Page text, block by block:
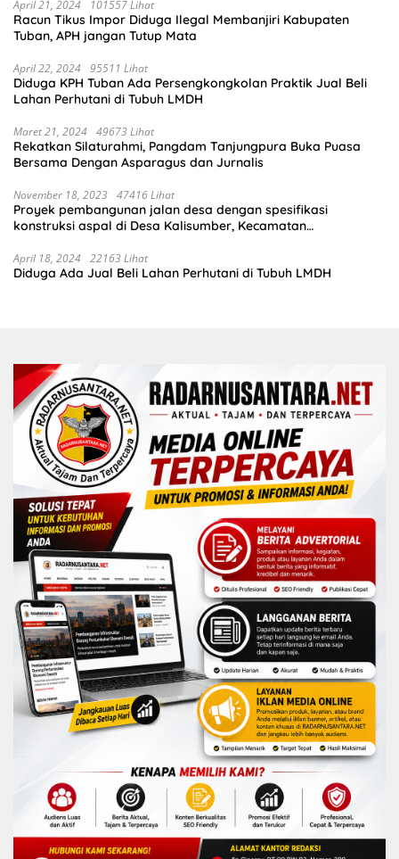
April 21, 2024 101557 Lihat
Racun Tikus Impor Diduga Ilegal Membanjiri Kabupaten
Tuban, APH jangan Tutup Mata
April 22, 2024 95511 Lihat
Diduga KPH Tuban Ada Persengkongkolan Praktik Jual Beli
Lahan Perhutani di Tubuh LMDH
Maret 21, 2024 49673 Lihat
Rekatkan Silaturahmi, Pangdam Tanjungpura Buka Puasa
Bersama Dengan Asparagus dan Jurnalis
November 18, 2023 47416 Lihat
Proyek pembangunan jalan desa dengan spesifikasi
konstruksi aspal di Desa Kalisumber, Kecamatan
sudah selesai di tahun 2023
April 18, 2024 22163 Lihat
Diduga Ada Jual Beli Lahan Perhutani di Tubuh LMDH